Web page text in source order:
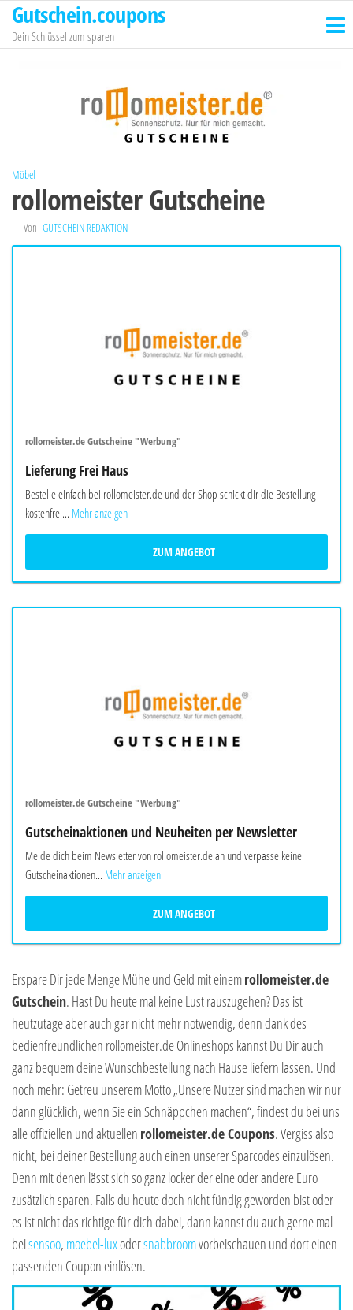
Zum
Inhalt
springen
Gutschein.coupons
Dein Schlüssel zum sparen
Möbel
rollomeister Gutscheine
Von GUTSCHEIN REDAKTION
rollomeister.de Gutscheine "Werbung"
Lieferung Frei Haus
Bestelle einfach bei rollomeister.de und der Shop schickt dir die Bestellung
kostenfrei... Mehr anzeigen
ZUM ANGEBOT
rollomeister.de Gutscheine "Werbung"
Gutscheinaktionen und Neuheiten per Newsletter
Melde dich beim Newsletter von rollomeister.de an und verpasse keine
Gutscheinaktionen... Mehr anzeigen
ZUM ANGEBOT
Erspare Dir jede Menge Mühe und Geld mit einemrollomeister.de
Gutschein. Hast Du heute mal keine Lust rauszugehen? Das ist
heutzutage aber auch gar nicht mehr notwendig, denn dank des
bedienfreundlichen rollomeister.de Onlineshops kannst Du Dir auch
ganz bequem deine Wunschbestellung nach Hause liefern lassen. Und
noch mehr: Getreu unserem Motto „Unsere Nutzer sind machen wir nur
dann glücklich, wenn Sie ein Schnäppchen machen“, findest du bei uns
alle offiziellen und aktuellen rollomeister.de Coupons. Vergiss also
nicht, bei deiner Bestellung auch einen unserer Sparcodes einzulösen.
Denn mit denen lässt sich so ganz locker der eine oder andere Euro
zusätzlich sparen. Falls du heute doch nicht fündig geworden bist oder
es ist nicht das richtige für dich dabei, dann kannst du auch gerne mal
beisensoo, moebel-luxodersnabbroomvorbeischauen und dort einen
passenden Coupon einlösen.